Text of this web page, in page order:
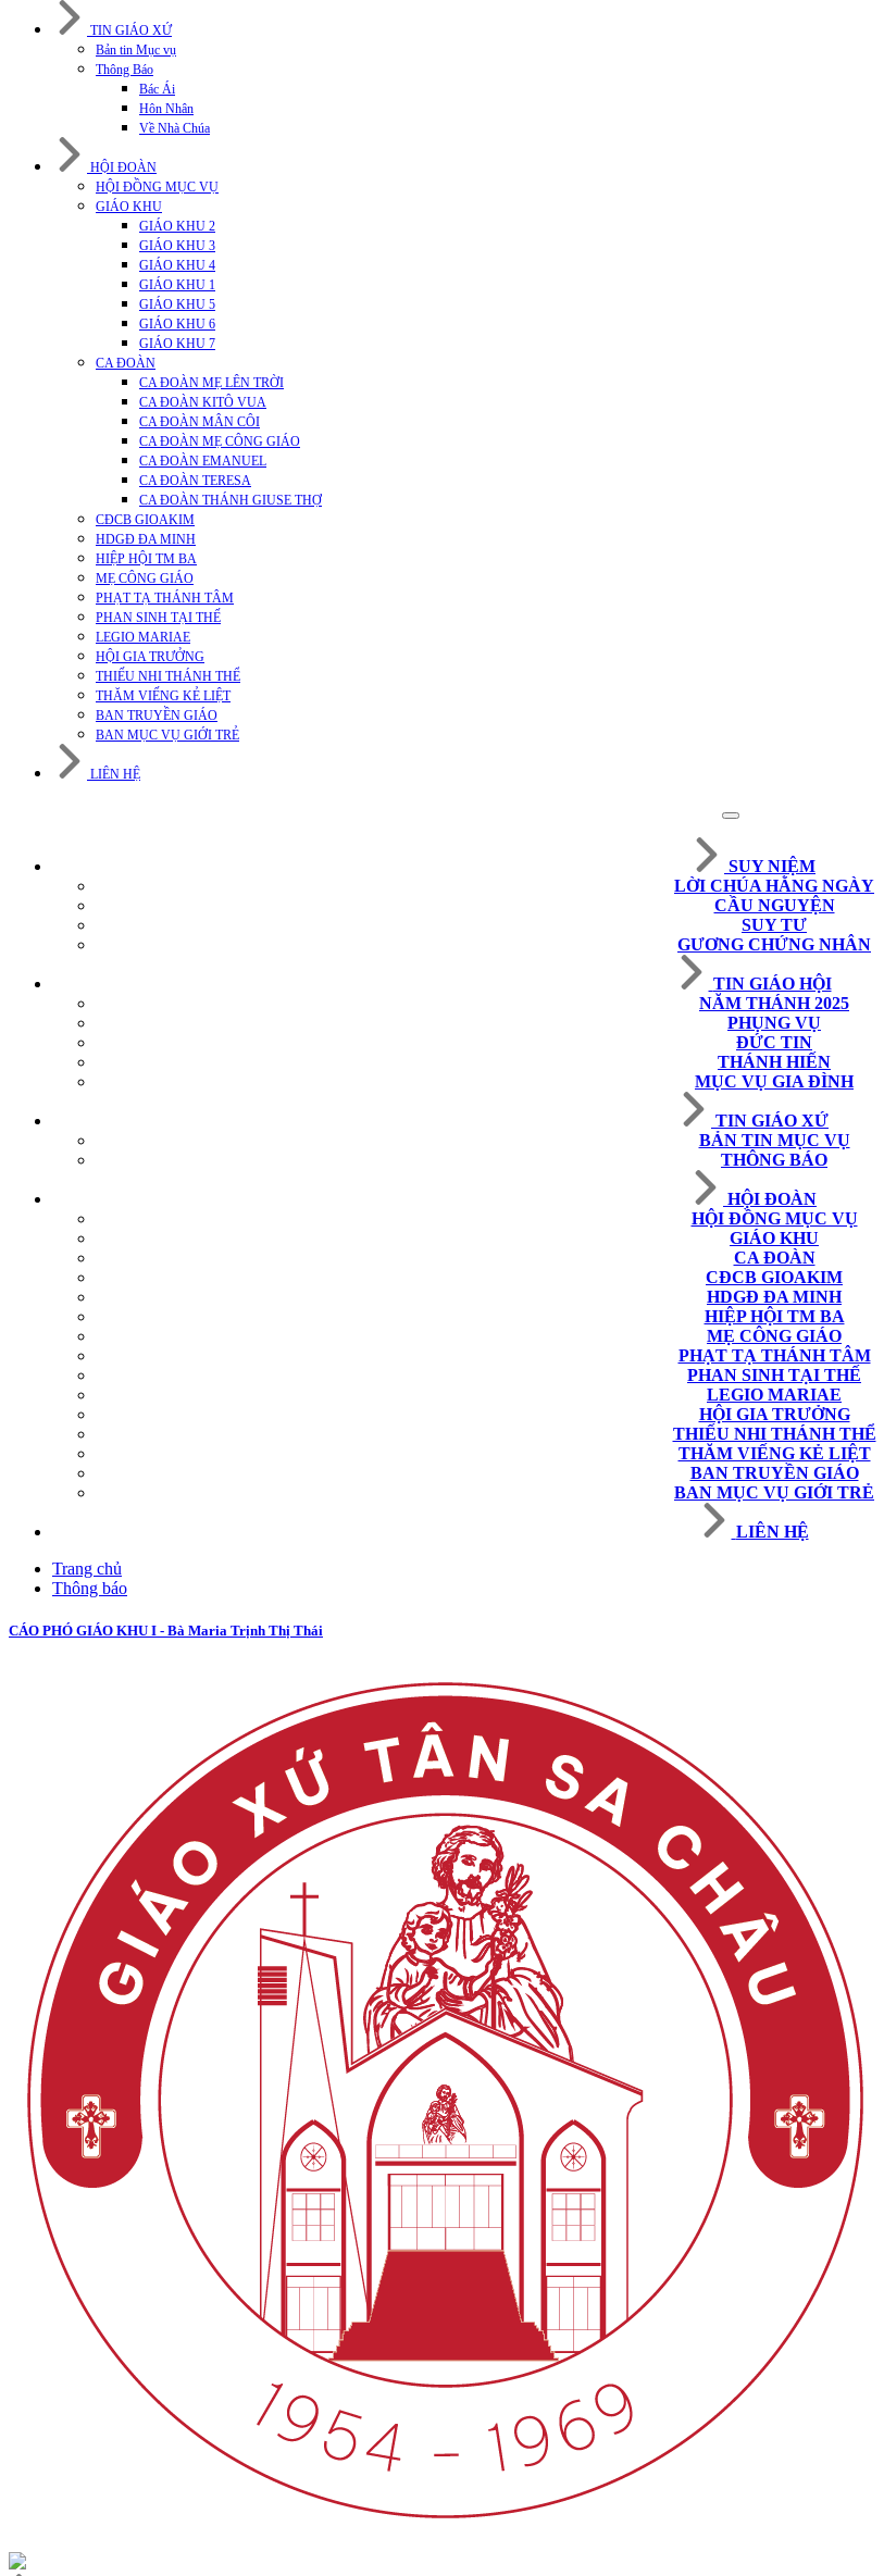
TIN GIÁO XỨ
Bản tin Mục vụ
Thông Báo
Bác Ái
Hôn Nhân
Về Nhà Chúa
HỘI ĐOÀN
HỘI ĐỒNG MỤC VỤ
GIÁO KHU
GIÁO KHU 2
GIÁO KHU 3
GIÁO KHU 4
GIÁO KHU 1
GIÁO KHU 5
GIÁO KHU 6
GIÁO KHU 7
CA ĐOÀN
CA ĐOÀN MẸ LÊN TRỜI
CA ĐOÀN KITÔ VUA
CA ĐOÀN MÂN CÔI
CA ĐOÀN MẸ CÔNG GIÁO
CA ĐOÀN EMANUEL
CA ĐOÀN TERESA
CA ĐOÀN THÁNH GIUSE THỢ
CĐCB GIOAKIM
HDGĐ ĐA MINH
HIỆP HỘI TM BA
MẸ CÔNG GIÁO
PHẠT TẠ THÁNH TÂM
PHAN SINH TẠI THẾ
LEGIO MARIAE
HỘI GIA TRƯỞNG
THIẾU NHI THÁNH THỂ
THĂM VIẾNG KẺ LIỆT
BAN TRUYỀN GIÁO
BAN MỤC VỤ GIỚI TRẺ
LIÊN HỆ
SUY NIỆM
LỜI CHÚA HẰNG NGÀY
CẦU NGUYỆN
SUY TƯ
GƯƠNG CHỨNG NHÂN
TIN GIÁO HỘI
NĂM THÁNH 2025
PHỤNG VỤ
ĐỨC TIN
THÁNH HIẾN
MỤC VỤ GIA ĐÌNH
TIN GIÁO XỨ
BẢN TIN MỤC VỤ
THÔNG BÁO
HỘI ĐOÀN
HỘI ĐỒNG MỤC VỤ
GIÁO KHU
CA ĐOÀN
CĐCB GIOAKIM
HDGĐ ĐA MINH
HIỆP HỘI TM BA
MẸ CÔNG GIÁO
PHẠT TẠ THÁNH TÂM
PHAN SINH TẠI THẾ
LEGIO MARIAE
HỘI GIA TRƯỞNG
THIẾU NHI THÁNH THỂ
THĂM VIẾNG KẺ LIỆT
BAN TRUYỀN GIÁO
BAN MỤC VỤ GIỚI TRẺ
LIÊN HỆ
Trang chủ
Thông báo
CÁO PHÓ GIÁO KHU I - Bà Maria Trịnh Thị Thái